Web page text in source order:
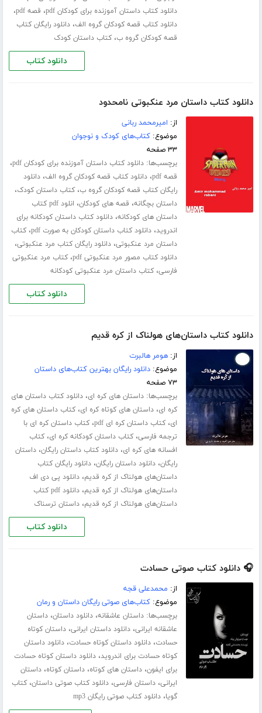
دانلود کتاب داستان آموزنده برای کودکان pdf ، قصه pdf ،
دانلود کتاب قصه کودکان گروه الف،دانلود رایگان کتاب
قصه کودکان گروه ب،کتاب داستان کودک
دانلود کتاب
دانلود کتاب داستان مرد عنکبوتی نامحدود
از: امیرمحمد ربانی
موضوع:کتاب‌های کودک و نوجوان
۳۳ صفحه
برچسب‌ها:دانلود کتاب داستان آموزنده برای کودکان pdf ،
قصه pdf ،دانلود کتاب قصه کودکان گروه الف،دانلود
رایگان کتاب قصه کودکان گروه ب،کتاب داستان کودک،
داستان بچگانه، قصه های کودکان،
انلود pdf کتاب
داستان های کودکانه،دانلود کتاب داستان کودکانه برای
اندروید،دانلود کتاب داستان کودکان به صورت pdf ،کتاب
داستان مرد عنکبوتی،دانلود رایگان کتاب مرد عنکبوتی،
دانلود کتاب مصور مرد عنکبوتی pdf ،کتاب مرد عنکبوتی
فارسی،کتاب داستان مرد عنکبوتی کودکانه
دانلود کتاب
دانلود کتاب داستان‌های هولناک از کره قدیم
از:هومر هالبرت
موضوع:دانلود رایگان بهترین کتاب‌های داستان
۷۳ صفحه
برچسب‌ها:داستان های کره ای،دانلود کتاب داستان های
کره ای،داستان های کوتاه کره ای،کتاب داستان های کره
ای،کتاب داستان کره ای pdf ،کتاب داستان کره ای با
ترجمه فارسی،کتاب داستان کودکانه کره ای،کتاب
افسانه های کره ای،دانلود کتاب داستان رایگان،داستان
رایگان،دانلود داستان رایگان،دانلود رایگان کتاب
داستان‌های هولناک از کره قدیم،دانلود پی دی اف
داستان‌های هولناک از کره قدیم،
دانلود pdf کتاب
داستان‌های هولناک از کره قدیم،داستان ترسناک
دانلود کتاب
🎧 دانلود کتاب صوتی حسادت
از: محمدعلی قجه
موضوع:کتاب‌های صوتی رایگان داستان و رمان
برچسب‌ها:داستان عاشقانه،دانلود داستان،داستان
عاشقانه ایرانی،دانلود داستان ایرانی،داستان کوتاه
حسادت،دانلود داستان کوتاه حسادت،دانلود داستان
کوتاه حسادت برای اندروید،دانلود داستان کوتاه حسادت
برای ایفون،داستان های کوتاه،داستان کوتاه،داستان
ایرانی،داستان فارسی،دانلود کتاب صوتی داستان،کتاب
گویا،دانلود کتاب صوتی رایگان mp3